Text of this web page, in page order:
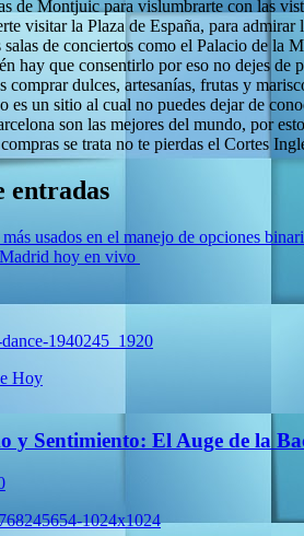
de Montjuic para vislumbrarte con las
visitar la Plaza de España, para
salas de conciertos como el Palacio de la
hay que consentirlo por eso no dejes de
comprar dulces, artesanías, frutas y
es un sitio al cual no puedes dejar de
son las mejores del mundo, por
se trata no te pierdas el Cortes
entradas
usados en el manejo de opciones
hoy en vivo
Hoy
y Sentimiento: El Auge de la